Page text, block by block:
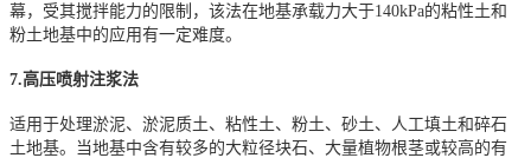
幕，受其搅拌能力的限制，该法在地基承载力大于140kPa的粘性土和
粉土地基中的应用有一定难度。
7.高压喷射注浆法
适用于处理淤泥、淤泥质土、粘性土、粉土、砂土、人工填土和碎石
土地基。当地基中含有较多的大粒径块石、大量植物根茎或较高的有